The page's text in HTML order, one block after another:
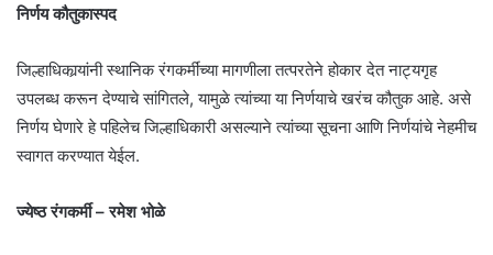
निर्णय कौतुकास्पद
जिल्हाधिकार्‍यांनी स्थानिक रंगकर्मींच्या मागणीला तत्परतेने होकार देत नाट्यगृह
उपलब्ध करून देण्याचे सांगितले, यामुळे त्यांच्या या निर्णयाचे खरंच कौतुक आहे. असे
निर्णय घेणारे हे पहिलेच जिल्हाधिकारी असल्याने त्यांच्या सूचना आणि निर्णयांचे नेहमीच
स्वागत करण्यात येईल.
ज्येष्ठ रंगकर्मी – रमेश भोळे